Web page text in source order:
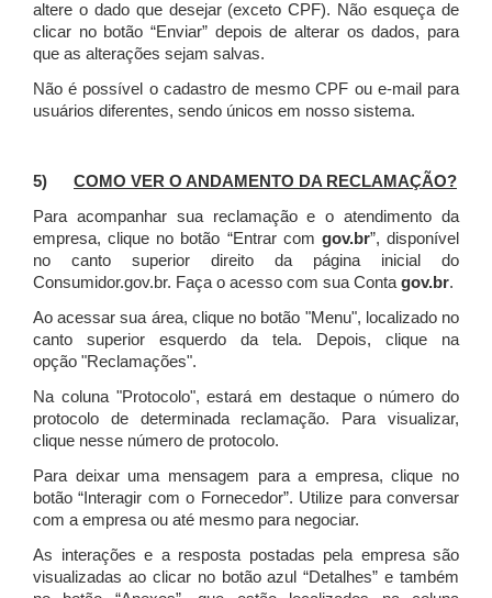
altere o dado que desejar (exceto CPF). Não esqueça de
clicar no botão “Enviar” depois de alterar os dados, para
que as alterações sejam salvas.
Não é possível o cadastro de mesmo CPF ou e-mail para
usuários diferentes, sendo únicos em nosso sistema.
5) COMO VER O ANDAMENTO DA RECLAMAÇÃO?
Para acompanhar sua reclamação e o atendimento da
empresa, clique no botão “Entrar com gov.br”, disponível
no canto superior direito da página inicial do
Consumidor.gov.br. Faça o acesso com sua Contagov.br.
Ao acessar sua área, clique no botão "Menu", localizado no
canto superior esquerdo da tela. Depois, clique na
opção "Reclamações".
Na coluna "Protocolo", estará em destaque o número do
protocolo de determinada reclamação. Para visualizar,
clique nesse número de protocolo.
Para deixar uma mensagem para a empresa, clique no
botão “Interagir com o Fornecedor”. Utilize para conversar
com a empresa ou até mesmo para negociar.
As interações e a resposta postadas pela empresa são
visualizadas ao clicar no botão azul “Detalhes” e também